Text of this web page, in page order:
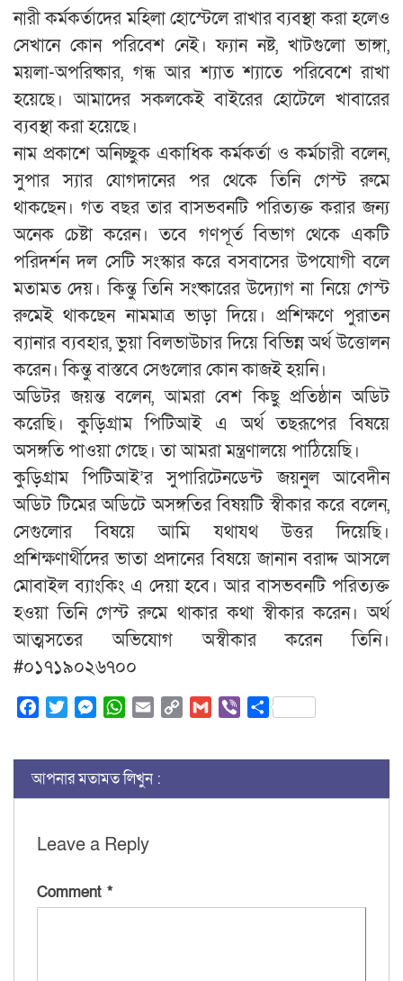
নারী কর্মকর্তাদের মহিলা হোস্টেলে রাখার ব্যবস্থা করা হলেও
সেখানে কোন পরিবেশ নেই। ফ্যান নষ্ট, খাটগুলো ভাঙ্গা,
ময়লা-অপরিষ্কার, গন্ধ আর শ্যাত শ্যাতে পরিবেশে রাখা
হয়েছে। আমাদের সকলকেই বাইরের হোটেলে খাবারের
ব্যবস্থা করা হয়েছে।
নাম প্রকাশে অনিচ্ছুক একাধিক কর্মকর্তা ও কর্মচারী বলেন,
সুপার স্যার যোগদানের পর থেকে তিনি গেস্ট রুমে
থাকছেন। গত বছর তার বাসভবনটি পরিত্যক্ত করার জন্য
অনেক চেষ্টা করেন। তবে গণপূর্ত বিভাগ থেকে একটি
পরিদর্শন দল সেটি সংস্কার করে বসবাসের উপযোগী বলে
মতামত দেয়। কিন্তু তিনি সংষ্কারের উদ্যোগ না নিয়ে গেস্ট
রুমেই থাকছেন নামমাত্র ভাড়া দিয়ে। প্রশিক্ষণে পুরাতন
ব্যানার ব্যবহার, ভুয়া বিলভাউচার দিয়ে বিভিন্ন অর্থ উত্তোলন
করেন। কিন্তু বাস্তবে সেগুলোর কোন কাজই হয়নি।
অডিটর জয়ন্ত বলেন, আমরা বেশ কিছু প্রতিষ্ঠান অডিট
করেছি। কুড়িগ্রাম পিটিআই এ অর্থ তছরূপের বিষয়ে
অসঙ্গতি পাওয়া গেছে। তা আমরা মন্ত্রণালয়ে পাঠিয়েছি।
কুড়িগ্রাম পিটিআই’র সুপারিটেনডেন্ট জয়নুল আবেদীন
অডিট টিমের অডিটে অসঙ্গতির বিষয়টি স্বীকার করে বলেন,
সেগুলোর বিষয়ে আমি যথাযথ উত্তর দিয়েছি।
প্রশিক্ষণার্থীদের ভাতা প্রদানের বিষয়ে জানান বরাদ্দ আসলে
মোবাইল ব্যাংকিং এ দেয়া হবে। আর বাসভবনটি পরিত্যক্ত
হওয়া তিনি গেস্ট রুমে থাকার কথা স্বীকার করেন। অর্থ
আত্মসতের অভিযোগ অস্বীকার করেন তিনি।
#০১৭১৯০২৬৭০০
FacebookTwitterMessenger
WhatsApp
Email Copy
Gmail ViberShare
আপনার মতামত লিখুন :
Leave a Reply
Comment *